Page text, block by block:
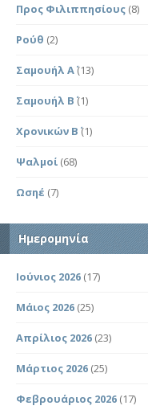
Προς Φιλιππησίους (8)
Ρούθ (2)
Σαμουήλ Α΄(13)
Σαμουήλ Β΄ (1)
Χρονικών Β΄ (1)
Ψαλμοί (68)
Ωσηέ (7)
Ημερομηνία
Ιούνιος 2026 (17)
Μάιος 2026 (25)
Απρίλιος 2026 (23)
Μάρτιος 2026 (25)
Φεβρουάριος 2026 (17)